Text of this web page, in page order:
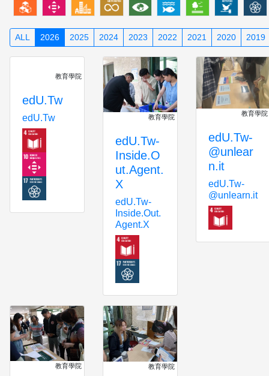
ALL 2026 2025 2024 2023 2022 2021 2020 2019
教育學院
edU.Tw
edU.Tw 教育學院
edU.Tw-
Inside.O
ut.Agent.
X
edU.Tw-
Inside.Out.
Agent.X
教育學院
edU.Tw-
@unlear
n.it
edU.Tw-
@unlearn.it
教育學院 教育學院